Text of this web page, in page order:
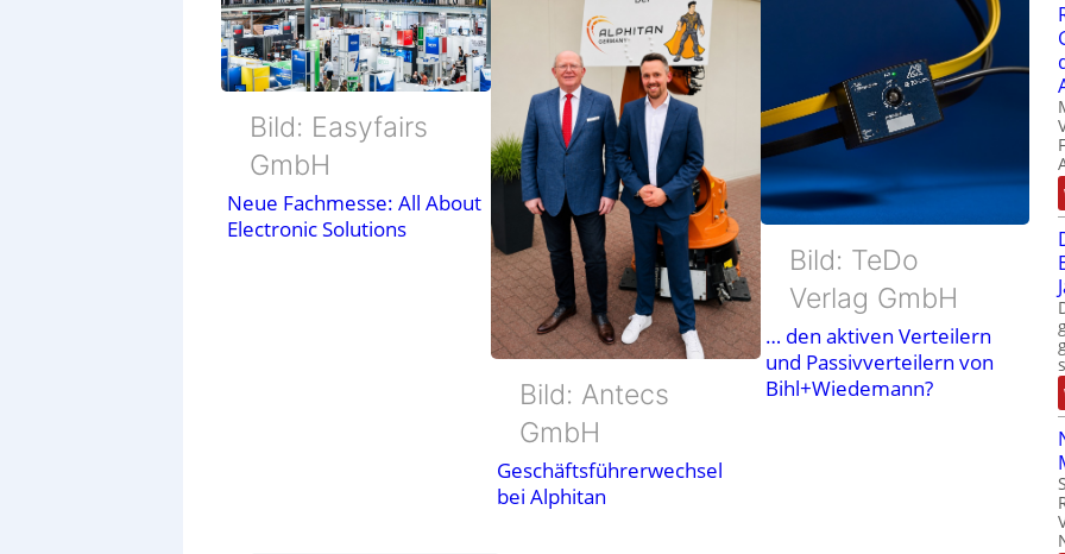
Bild: Easyfairs
GmbH
Neue Fachmesse: All About
Electronic Solutions
Bild: Antecs
GmbH
Geschäftsführerwechsel
bei Alphitan
Bild: TeDo
Verlag GmbH
… den aktiven Verteilern
und Passivverteilern von
Bihl+Wiedemann?